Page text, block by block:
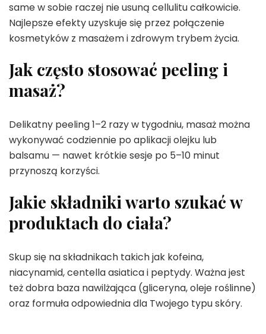
same w sobie raczej nie usuną cellulitu całkowicie.
Najlepsze efekty uzyskuje się przez połączenie
kosmetyków z masażem i zdrowym trybem życia.
Jak często stosować peeling i
masaż?
Delikatny peeling 1–2 razy w tygodniu, masaż można
wykonywać codziennie po aplikacji olejku lub
balsamu — nawet krótkie sesje po 5–10 minut
przynoszą korzyści.
Jakie składniki warto szukać w
produktach do ciała?
Skup się na składnikach takich jak kofeina,
niacynamid, centella asiatica i peptydy. Ważna jest
też dobra baza nawilżająca (gliceryna, oleje roślinne)
oraz formuła odpowiednia dla Twojego typu skóry.